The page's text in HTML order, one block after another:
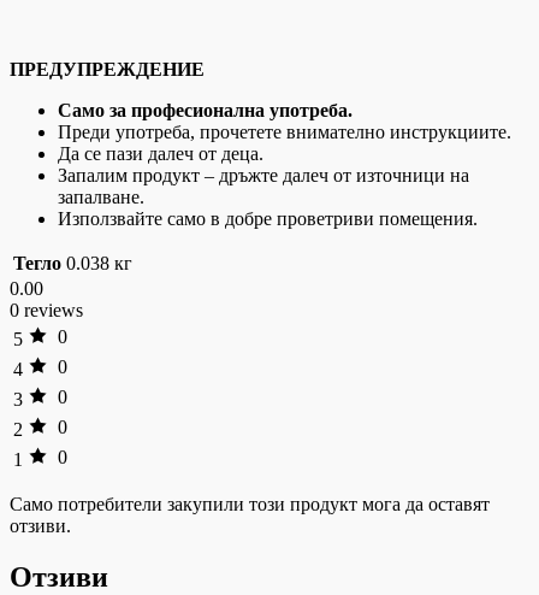
ПРЕДУПРЕЖДЕНИЕ
Само за професионална употреба.
Преди употреба, прочетете внимателно инструкциите.
Да се пази далеч от деца.
Запалим продукт – дръжте далеч от източници на
запалване.
Използвайте само в добре проветриви помещения.
Тегло 0.038 кг
0.00
0 reviews
5
0
4
0
3
0
2
0
1
0
Само потребители закупили този продукт мога да оставят
отзиви.
Отзиви